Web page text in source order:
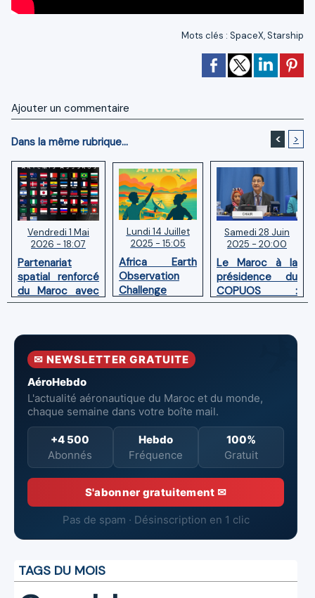
Mots clés : SpaceX,Starship
Ajouter un commentaire
Dans la même rubrique... < >
Vendredi 1 Mai
2026 - 18:07
Partenariat
spatial renforcé
du Maroc avec
l'adhésion aux
Artemis
Lundi 14 Juillet
2025 - 15:05
Africa Earth
Observation
Challenge
(AEOC) 2025:
spatiaux
entrent dans
Samedi 28 Juin
2025 - 20:00
Le Maroc à la
présidence du
COPUOS :
Impulser le
spatial en
✉ NEWSLETTER GRATUITE
AéroHebdo
L'actualité aéronautique du Maroc et du monde,
chaque semaine dans votre boîte mail.
+4 500
Abonnés
Hebdo
Fréquence
100%
Gratuit
S'abonner gratuitement ✉
Pas de spam · Désinscription en 1 clic
TAGS DU MOIS